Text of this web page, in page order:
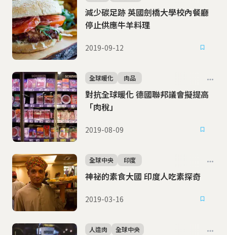
減少碳足跡 英國劍橋大學校內餐廳
停止供應牛羊料理
2019-09-12
對抗全球暖化 德國聯邦議會擬提高
「肉稅」
全球暖化 肉品
2019-08-09
神祕的素食大國 印度人吃素探奇
全球中央 印度
2019-03-16
人造肉 全球中央